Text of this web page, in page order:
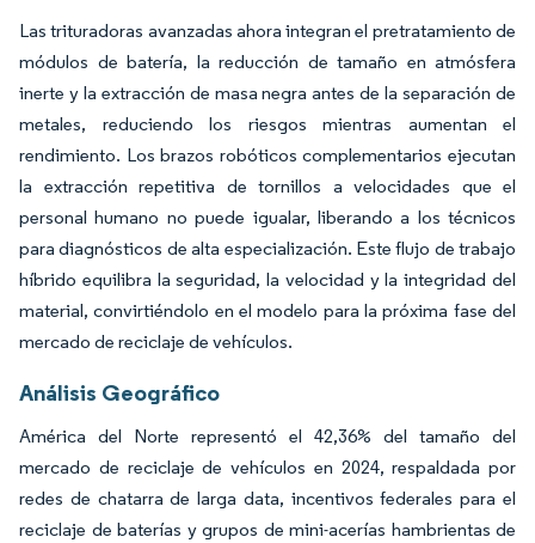
Las trituradoras avanzadas ahora integran el pretratamiento de
módulos de batería, la reducción de tamaño en atmósfera
inerte y la extracción de masa negra antes de la separación de
metales, reduciendo los riesgos mientras aumentan el
rendimiento. Los brazos robóticos complementarios ejecutan
la extracción repetitiva de tornillos a velocidades que el
personal humano no puede igualar, liberando a los técnicos
para diagnósticos de alta especialización. Este flujo de trabajo
híbrido equilibra la seguridad, la velocidad y la integridad del
material, convirtiéndolo en el modelo para la próxima fase del
mercado de reciclaje de vehículos.
Análisis Geográfico
América del Norte representó el 42,36% del tamaño del
mercado de reciclaje de vehículos en 2024, respaldada por
redes de chatarra de larga data, incentivos federales para el
reciclaje de baterías y grupos de mini-acerías hambrientas de